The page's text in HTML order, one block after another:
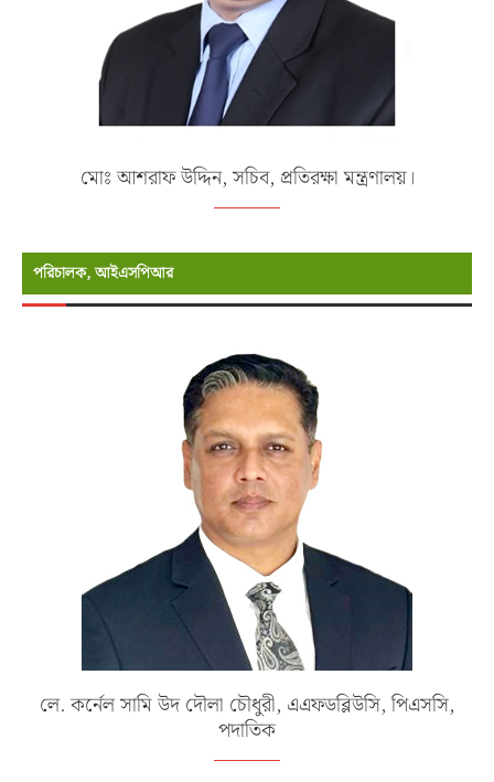
মোঃ আশরাফ উদ্দিন, সচিব, প্রতিরক্ষা মন্ত্রণালয়।
পরিচালক, আইএসপিআর
লে. কর্নেল সামি উদ দৌলা চৌধুরী, এএফডব্লিউসি, পিএসসি,
পদাতিক